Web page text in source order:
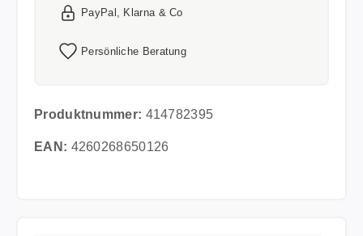
PayPal, Klarna & Co
Persönliche Beratung
Produktnummer: 414782395
EAN: 4260268650126